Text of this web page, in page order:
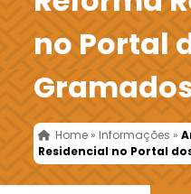
no Portal
Home » Informações »
Residencial no Portal